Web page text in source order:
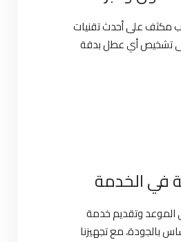
مكثف على أحدث تقنيات
تشخيص أي عطل بدقة
في الخدمة
الموعد وتقديم خدمة
بالجودة، مع تجهيزنا